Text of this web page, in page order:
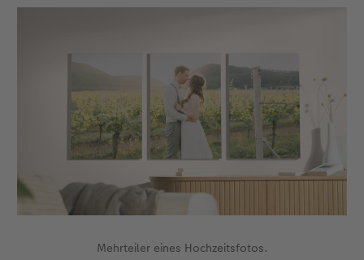
Mehrteiler eines Hochzeitsfotos.